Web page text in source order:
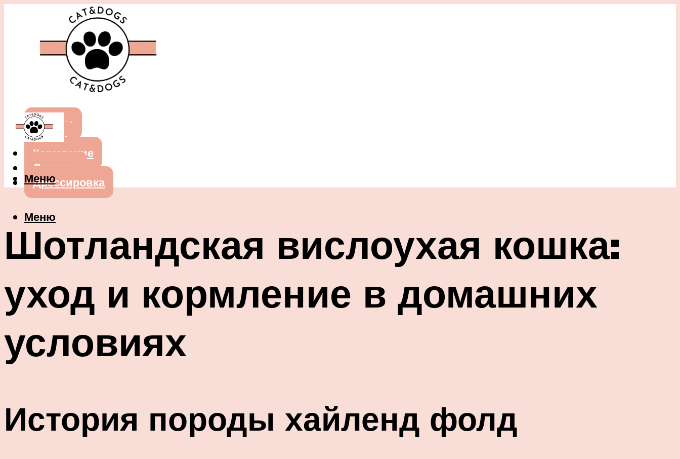
Собаки
Кошки
Кормление
Лечение
Дрессировка
Меню
Меню
Шотландская вислоухая кошка:
уход и кормление в домашних
условиях
История породы хайленд фолд